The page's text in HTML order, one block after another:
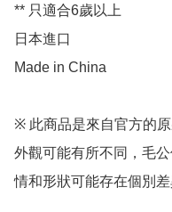
** 只適合6歲以上
日本進口
Made in China
※ 此商品是來自官方的
外觀可能有所不同，毛
情和形狀可能存在個別差